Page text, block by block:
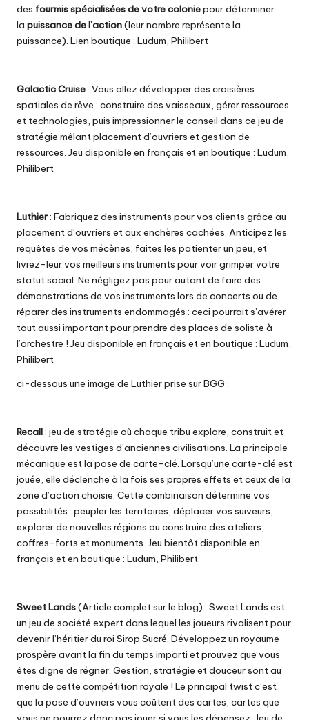
des fourmis spécialisées de votre coloniepour déterminer
la puissance de l’action(leur nombre représente la
puissance). Lien boutique : Ludum, Philibert
Galactic Cruise: Vous allez développer des croisières
spatiales de rêve : construire des vaisseaux, gérer ressources
et technologies, puis impressionner le conseil dans ce jeu de
stratégie mêlant placement d’ouvriers et gestion de
ressources. Jeu disponible en français et en boutique : Ludum,
Philibert
Luthier: Fabriquez des instruments pour vos clients grâce au
placement d’ouvriers et aux enchères cachées. Anticipez les
requêtes de vos mécènes, faites les patienter un peu, et
livrez-leur vos meilleurs instruments pour voir grimper votre
statut social. Ne négligez pas pour autant de faire des
démonstrations de vos instruments lors de concerts ou de
réparer des instruments endommagés : ceci pourrait s’avérer
tout aussi important pour prendre des places de soliste à
l’orchestre ! Jeu disponible en français et en boutique : Ludum,
Philibert
ci-dessous une image de Luthier prise sur BGG :
Recall: jeu de stratégie où chaque tribu explore, construit et
découvre les vestiges d’anciennes civilisations. La principale
mécanique est la pose de carte-clé. Lorsqu’une carte-clé est
jouée, elle déclenche à la fois ses propres effets et ceux de la
zone d’action choisie. Cette combinaison détermine vos
possibilités : peupler les territoires, déplacer vos suiveurs,
explorer de nouvelles régions ou construire des ateliers,
coffres-forts et monuments. Jeu bientôt disponible en
français et en boutique : Ludum, Philibert
Sweet Lands(Article complet sur le blog) : Sweet Lands est
un jeu de société expert dans lequel les joueurs rivalisent pour
devenir l’héritier du roi Sirop Sucré. Développez un royaume
prospère avant la fin du temps imparti et prouvez que vous
êtes digne de régner. Gestion, stratégie et douceur sont au
menu de cette compétition royale ! Le principal twist c’est
que la pose d’ouvriers vous coûtent des cartes, cartes que